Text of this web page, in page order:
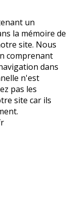
un
la mémoire de
site. Nous
comprenant
dans
n'est
pas les
site car ils